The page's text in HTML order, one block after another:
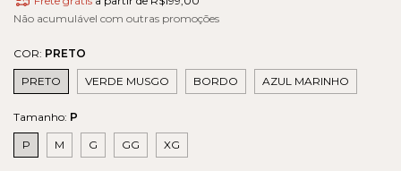
Não acumulável com outras promoções
COR: PRETO
PRETO VERDE MUSGO BORDO AZUL MARINHO
Tamanho: P
P M G GG XG